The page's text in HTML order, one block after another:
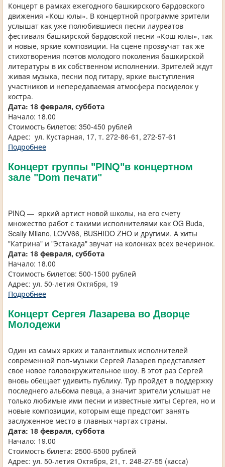
Концерт в рамках ежегодного башкирского бардовского
движения «Кош юлы». В концертной программе зрители
услышат как уже полюбившиеся песни лауреатов
фестиваля башкирской бардовской песни «Кош юлы», так
и новые, яркие композиции. На сцене прозвучат так же
стихотворения поэтов молодого поколения башкирской
литературы в их собственном исполнении. Зрителей ждут
живая музыка, песни под гитару, яркие выступления
участников и непередаваемая атмосфера посиделок у
костра.
Дата: 18 февраля, суббота
Начало: 18.00
Стоимость билетов: 350-450 рублей
Адрес: ул. Кустарная, 17, т. 272-86-61, 272-57-61
Подробнее
Концерт группы "PINQ"в концертном
зале "Dom печати"
PINQ — яркий артист новой школы, на его счету
множество работ с такими исполнителями как OG Buda,
Scally Milano, LOVV66, BUSHIDO ZHO и другими. А хиты
"Катрина" и "Эстакада" звучат на колонках всех вечеринок.
Дата: 18 февраля, суббота
Начало: 18.00
Стоимость билетов: 500-1500 рублей
Адрес: ул. 50-летия Октября, 19
Подробнее
Концерт Сергея Лазарева во Дворце
Молодежи
Один из самых ярких и талантливых исполнителей
современной поп-музыки Сергей Лазарев представляет
свое новое головокружительное шоу. В этот раз Сергей
вновь обещает удивить публику. Тур пройдет в поддержку
последнего альбома певца, а значит зрители услышат не
только любимые ими песни и известные хиты Сергея, но и
новые композиции, которым еще предстоит занять
заслуженное место в главных чартах страны.
Дата: 18 февраля, суббота
Начало: 19.00
Стоимость билета: 2500-6500 рублей
Адрес: ул. 50-летия Октября, 21, т. 248-27-55 (касса)